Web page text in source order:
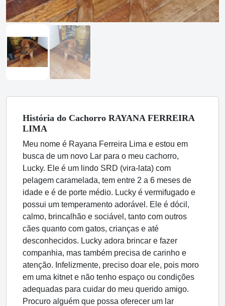
História do Cachorro RAYANA FERREIRA
LIMA
Meu nome é Rayana Ferreira Lima e estou em
busca de um novo Lar para o meu cachorro,
Lucky. Ele é um lindo SRD (vira-lata) com
pelagem caramelada, tem entre 2 a 6 meses de
idade e é de porte médio. Lucky é vermifugado e
possui um temperamento adorável. Ele é dócil,
calmo, brincalhão e sociável, tanto com outros
cães quanto com gatos, crianças e até
desconhecidos. Lucky adora brincar e fazer
companhia, mas também precisa de carinho e
atenção. Infelizmente, preciso doar ele, pois moro
em uma kitnet e não tenho espaço ou condições
adequadas para cuidar do meu querido amigo.
Procuro alguém que possa oferecer um lar